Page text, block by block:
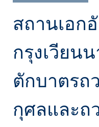
สถานเอก
กรุงเวียน
ตักบาตรถ
กุศลและถ